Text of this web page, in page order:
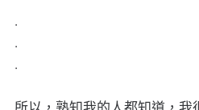
.
.
.